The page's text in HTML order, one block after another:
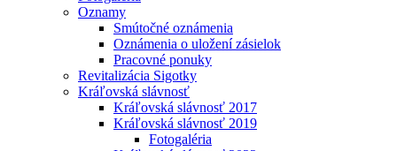
Oznamy
Smútočné oznámenia
Oznámenia o uložení zásielok
Pracovné ponuky
Revitalizácia Sigotky
Kráľovská slávnosť
Kráľovská slávnosť 2017
Kráľovská slávnosť 2019
Fotogaléria